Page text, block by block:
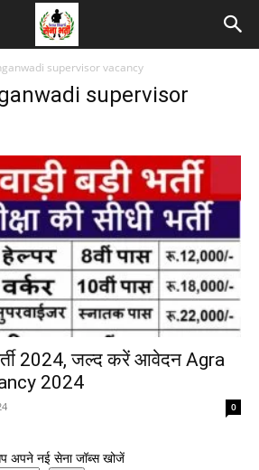
supervisor vacancy
supervisor
2024, जल्द करें आवेदन Agra
2024
0
अपने नई सेना जॉब्स खोजें